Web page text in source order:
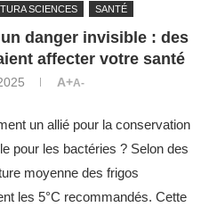
SCIENCES SANTÉ
danger invisible : des
affecter votre santé
A+A-
un allié pour la conservation
pour les bactéries ? Selon des
moyenne des frigos
les 5°C recommandés. Cette